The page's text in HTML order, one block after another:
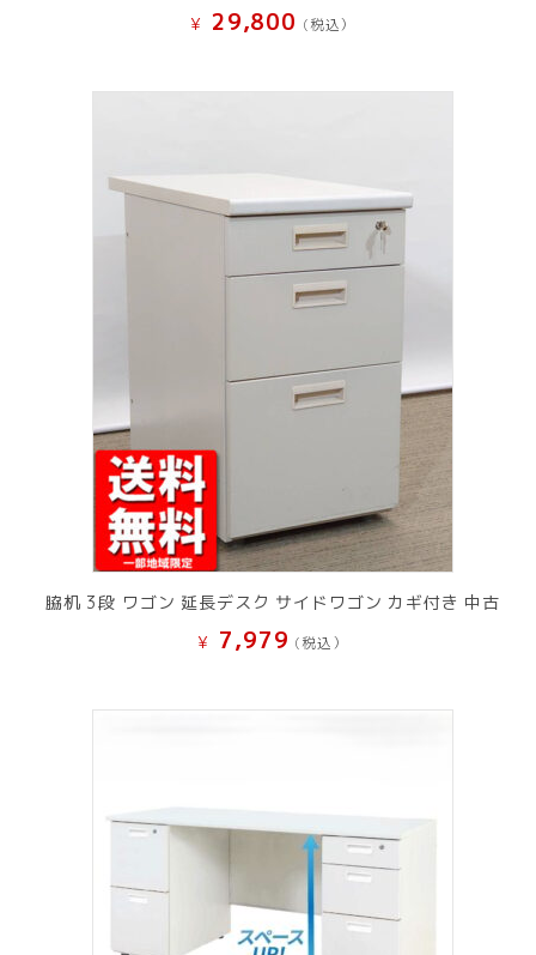
¥ 29,800 (税込）
脇机 3段 ワゴン 延長デスク サイドワゴン カギ付き 中古
¥ 7,979 (税込）